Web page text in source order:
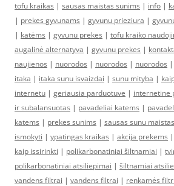
tofu kraikas | sausas maistas sunims | info |
| prekes gyvunams | gyvunu prieziura |
| katėms | gyvunu prekes | tofu kraiko
augalinė alternatyva | gyvunu prekes |
naujienos | nuorodos | nuorodos | nuorodos |
itaka | itaka sunu isvaizdai | sunu mityba |
internetu | geriausia parduotuve | internetine
ir subalansuotas | pavadeliai katems |
katems | prekes sunims | sausas sunu maistas
ismokyti | ypatingas kraikas | akcija prekems |
kaip issirinkti | polikarbonatiniai šiltnamiai |
polikarbonatiniai atsiliepimai | šiltnamiai
vandens filtrai | vandens filtrai | renkamės